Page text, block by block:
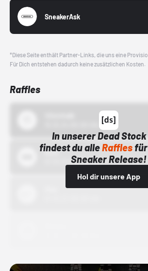
SneakerAsk
*Diese Seite enthält Partner-Links, die uns eine
Für Dich entstehen dadurch keine zusätzlichen Kosten.
Raffles
In unserer Dead
findest du alleRafflesfür
Sneaker Release!
Hol dir unsere App
Bstn
01.10.22 00:00 Uhr